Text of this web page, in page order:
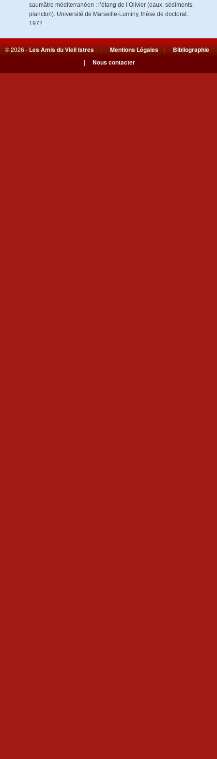
saumâtre méditerranéen : l’étang de l’Olivier (eaux, sédiments,
plancton). Université de Marseille-Luminy, thèse de doctorat.
1972.
© 2026 -Les Amis du Vieil Istres|Mentions Légales|Bibliographie
| Nous contacter